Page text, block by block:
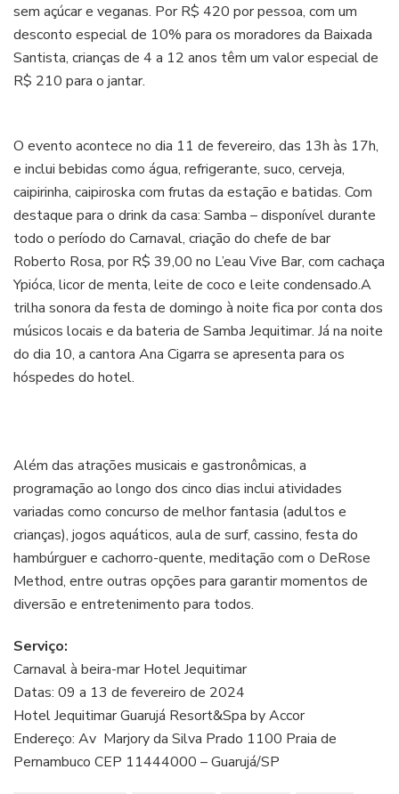
sem açúcar e veganas. Por R$ 420 por pessoa, com um
desconto especial de 10% para os moradores da Baixada
Santista, crianças de 4 a 12 anos têm um valor especial de
R$ 210 para o jantar.
O evento acontece no dia 11 de fevereiro, das 13h às 17h,
e inclui bebidas como água, refrigerante, suco, cerveja,
caipirinha, caipiroska com frutas da estação e batidas. Com
destaque para o drink da casa: Samba – disponível durante
todo o período do Carnaval, criação do chefe de bar
Roberto Rosa, por R$ 39,00 no L’eau Vive Bar, com cachaça
Ypióca, licor de menta, leite de coco e leite condensado.A
trilha sonora da festa de domingo à noite fica por conta dos
músicos locais e da bateria de Samba Jequitimar. Já na noite
do dia 10, a cantora Ana Cigarra se apresenta para os
hóspedes do hotel.
Além das atrações musicais e gastronômicas, a
programação ao longo dos cinco dias inclui atividades
variadas como concurso de melhor fantasia (adultos e
crianças), jogos aquáticos, aula de surf, cassino, festa do
hambúrguer e cachorro-quente, meditação com o DeRose
Method, entre outras opções para garantir momentos de
diversão e entretenimento para todos.
Serviço:
Carnaval à beira-mar Hotel Jequitimar
Datas: 09 a 13 de fevereiro de 2024
Hotel Jequitimar Guarujá Resort&Spa by Accor
Endereço: Av Marjory da Silva Prado 1100 Praia de
Pernambuco CEP 11444000 – Guarujá/SP